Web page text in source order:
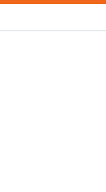
acerca de
del aula
los aspectos
docente en el
de perfil
el editor de
Académica y
del Mail del
del Aula